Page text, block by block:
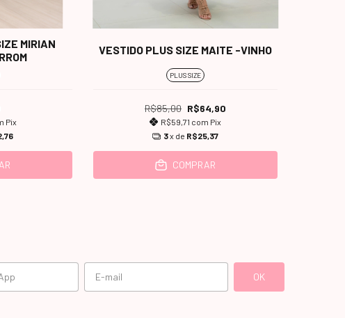
MIRIAN
Pix
VESTIDO PLUS SIZE MAITE -VINHO
PLUS SIZE
R$85,00 R$64,90
R$59,71 com Pix
3x de R$25,37
COMPRAR